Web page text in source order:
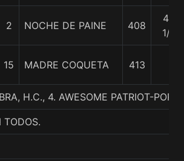
2 NOCHE DE PAINE 408
45
1/4
15 MADRE COQUETA 413
H.C., 4. AWESOME PATRIOT-POP
TODOS.